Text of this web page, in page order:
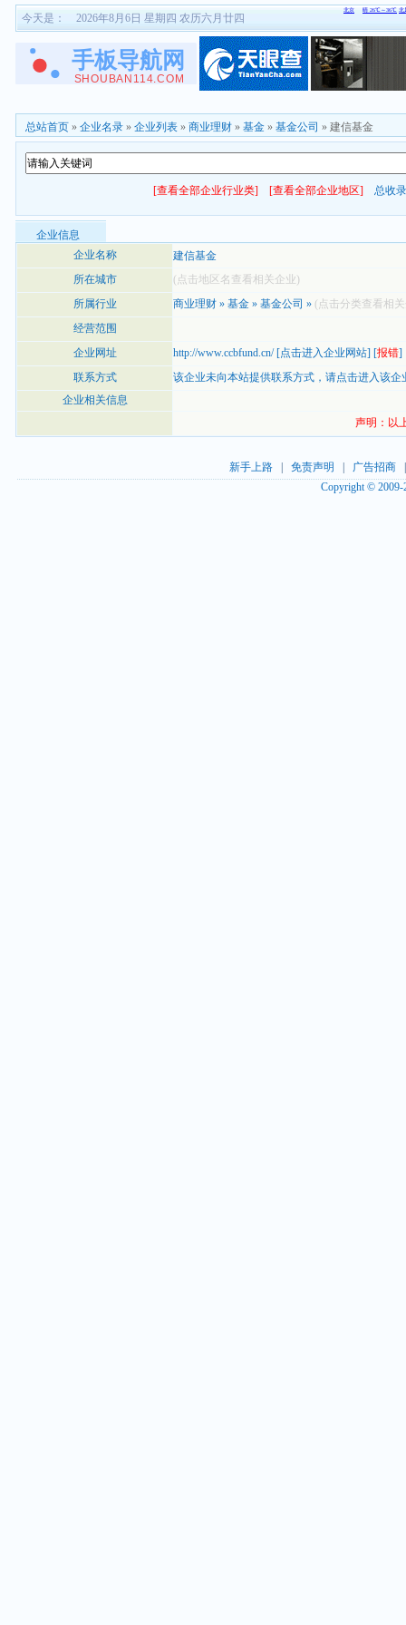
今天是： 2026年8月6日 星期四 农历六月廿四
总站首页 » 企业名录 » 企业列表 » 商业理财 » 基金 » 基金公司 » 建信基金
[查看全部企业行业类] [查看全部企业地区] 总收
企业信息
企业名称
建信基金
所在城市
(点击地区名查看相关企业)
所属行业
商业理财 » 基金 » 基金公司 » (点击分类查看相
经营范围
企业网址
http://www.ccbfund.cn/[点击进入企业网站] [报错]
联系方式
该企业未向本站提供联系方式， 请点击进入该企
企业相关信息
声明：以
新手上路| 免责声明 广告招商
Copyright ©